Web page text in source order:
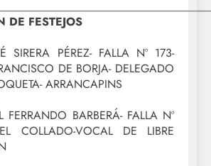
DE FESTEJOS
SIRERA PÉREZ- FALLA Nº 173-
DE BORJA- DELEGADO
ARRANCAPINS
FERRANDO BARBERÁ- FALLA Nº
COLLADO-VOCAL DE LIBRE